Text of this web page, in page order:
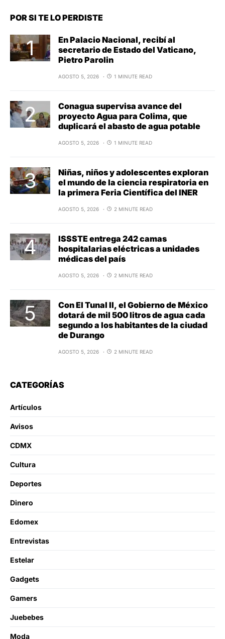
POR SI TE LO PERDISTE
En Palacio Nacional, recibí al
secretario de Estado del Vaticano,
Pietro Parolin
AGOSTO 5, 2026 1 MINUTE READ
Conagua supervisa avance del
proyecto Agua para Colima, que
duplicará el abasto de agua potable
AGOSTO 5, 2026 1 MINUTE READ
Niñas, niños y adolescentes exploran
el mundo de la ciencia respiratoria en
la primera Feria Científica del INER
AGOSTO 5, 2026 2 MINUTE READ
ISSSTE entrega 242 camas
hospitalarias eléctricas a unidades
médicas del país
AGOSTO 5, 2026 2 MINUTE READ
Con El Tunal II, el Gobierno de México
dotará de mil 500 litros de agua cada
segundo a los habitantes de la ciudad
de Durango
AGOSTO 5, 2026 2 MINUTE READ
CATEGORÍAS
Artículos
Avisos
CDMX
Cultura
Deportes
Dinero
Edomex
Entrevistas
Estelar
Gadgets
Gamers
Juebebes
Moda